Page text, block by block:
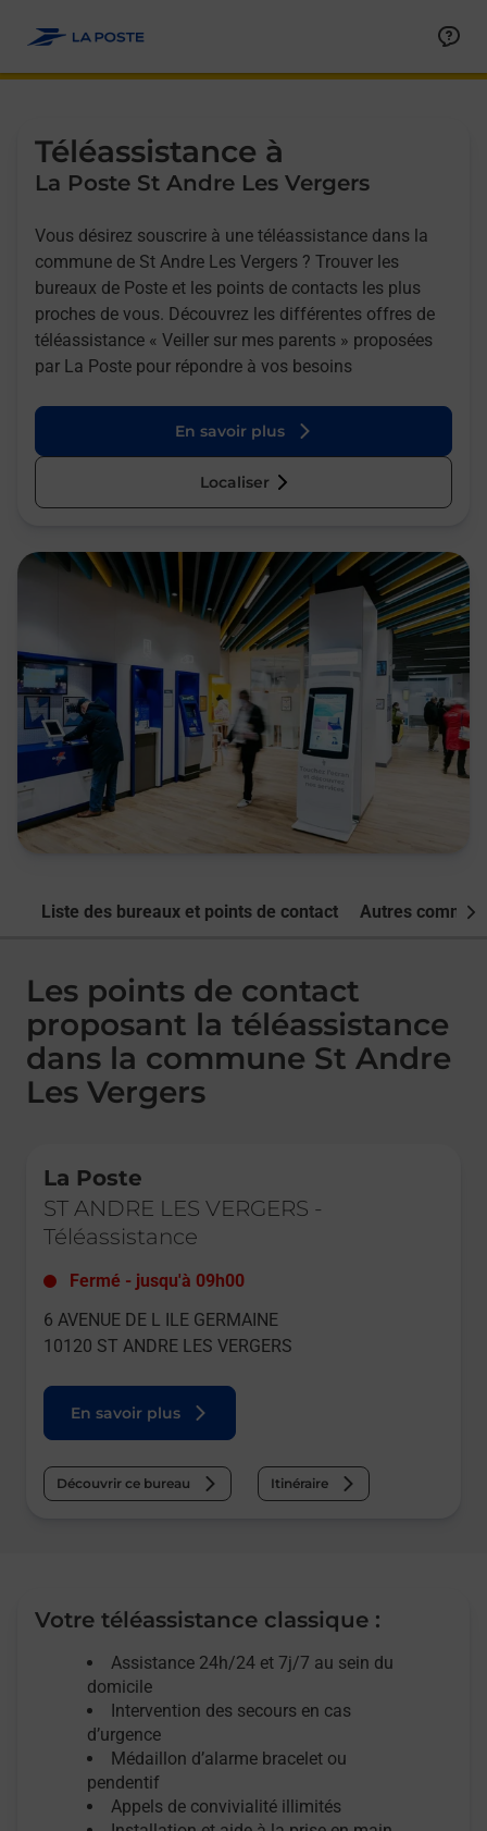
Téléassistance à
La Poste St Andre Les Vergers
Vous désirez souscrire à une téléassistance dans la
commune de St Andre Les Vergers ? Trouver les
bureaux de Poste et les points de contacts les plus
proches de vous. Découvrez les différentes offres de
téléassistance « Veiller sur mes parents » proposées
par La Poste pour répondre à vos besoins
En savoir plus
Localiser
Liste des bureaux et points de contact Autres
Les points de contact
proposant la téléassistance
dans la commune St Andre
Les Vergers
La Poste
ST ANDRE LES VERGERS -
Téléassistance
Fermé - jusqu'à 09h00
6 AVENUE DE L ILE GERMAINE
10120 ST ANDRE LES VERGERS
En savoir plus
Découvrir ce bureau Itinéraire
Votre téléassistance classique :
Assistance 24h/24 et 7j/7 au sein du
domicile
Intervention des secours en cas
d’urgence
Médaillon d’alarme bracelet ou
pendentif
Appels de convivialité illimités